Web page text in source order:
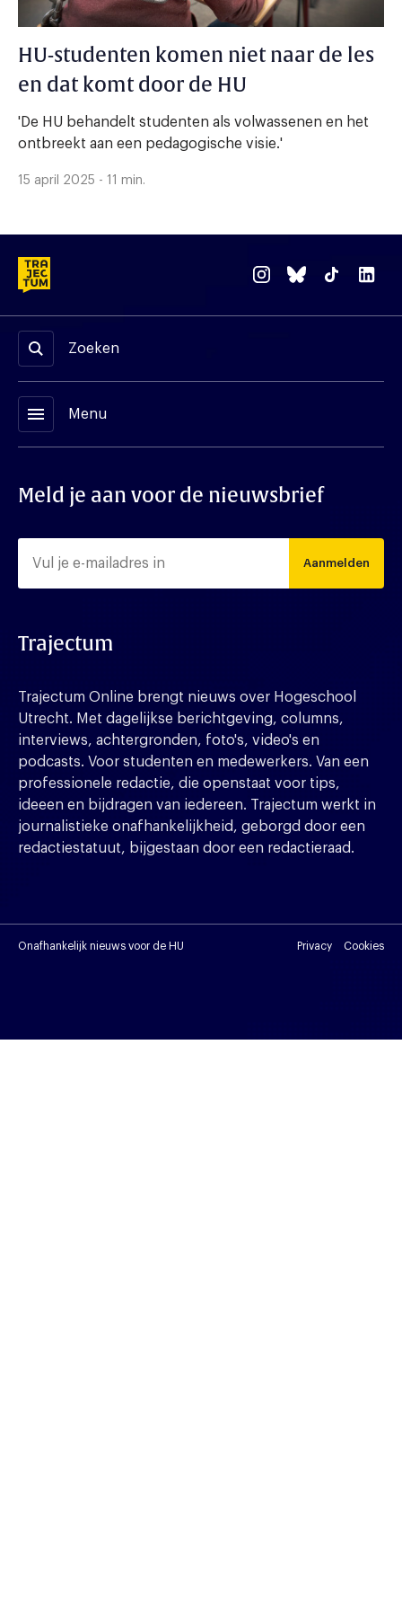
HU-studenten komen niet naar de les
en dat komt door de HU
'De HU behandelt studenten als volwassenen en het
ontbreekt aan een pedagogische visie.'
15 april 2025 - 11 min.
Zoeken
menu Menu
Meld je aan voor de nieuwsbrief
Aanmelden
Trajectum
Trajectum Online brengt nieuws over Hogeschool
Utrecht. Met dagelijkse berichtgeving, columns,
interviews, achtergronden, foto's, video's en
podcasts. Voor studenten en medewerkers. Van een
professionele redactie, die openstaat voor tips,
ideeen en bijdragen van iedereen. Trajectum werkt in
journalistieke onafhankelijkheid, geborgd door een
redactiestatuut, bijgestaan door een redactieraad.
Onafhankelijk nieuws voor de HU Privacy Cookies